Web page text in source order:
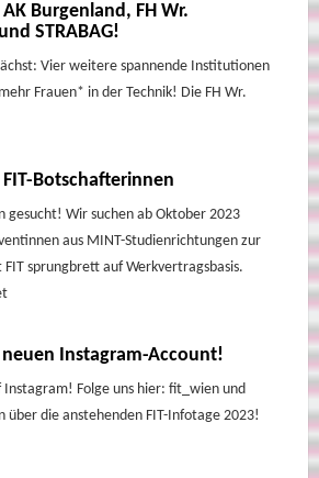
Burgenland, FH Wr.
STRABAG!
Vier weitere spannende Institutionen
Frauen* in der Technik! Die FH Wr.
Botschafterinnen
gesucht! Wir suchen ab Oktober 2023
aus MINT-Studienrichtungen zur
sprungbrett auf Werkvertragsbasis.
neuen Instagram-Account!
Instagram! Folge uns hier: fit_wien und
über die anstehenden FIT-Infotage 2023!